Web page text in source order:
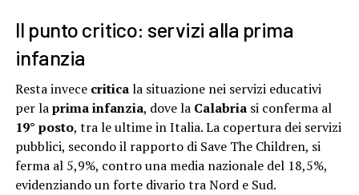
Il punto critico: servizi alla prima
infanzia
Resta invece criticala situazione nei servizi educativi
per laprima infanzia, dove la Calabriasi conferma al
19° posto, tra le ultime in Italia. La copertura dei servizi
pubblici, secondo il rapporto di Save The Children, si
ferma al 5,9%, contro una media nazionale del 18,5%,
evidenziando un forte divario tra Nord e Sud.